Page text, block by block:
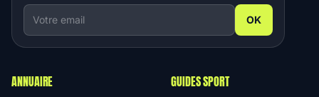
OK
ANNUAIRE GUIDES SPORT